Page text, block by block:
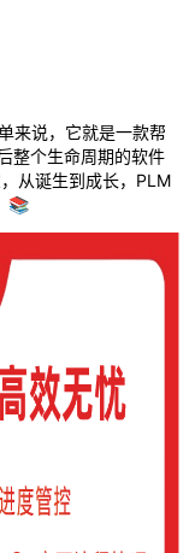
来说，它就是一款帮
整个生命周期的软件
从诞生到成长，PLM
📚